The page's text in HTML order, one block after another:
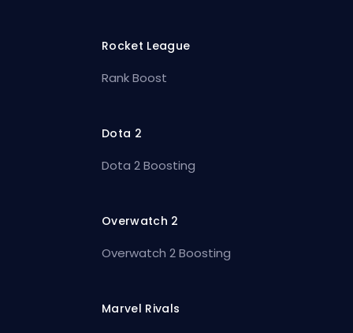
Rocket League
Rank Boost
Dota 2
Dota 2 Boosting
Overwatch 2
Overwatch 2 Boosting
Marvel Rivals